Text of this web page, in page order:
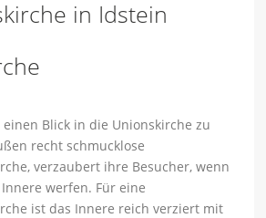
in Idstein
Blick in die Unionskirche zu
recht schmucklose
verzaubert ihre Besucher, wenn
werfen. Für eine
ist das Innere reich verziert mit